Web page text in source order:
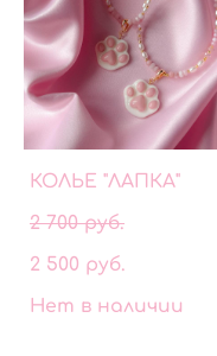
КОЛЬЕ "ЛАПКА"
2 700 pуб.
2 500 pуб.
Нет в наличии